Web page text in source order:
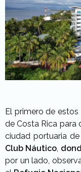
El primero de
de Costa Rica para
ciudad portuaria de
Club Náutico
por un lado,